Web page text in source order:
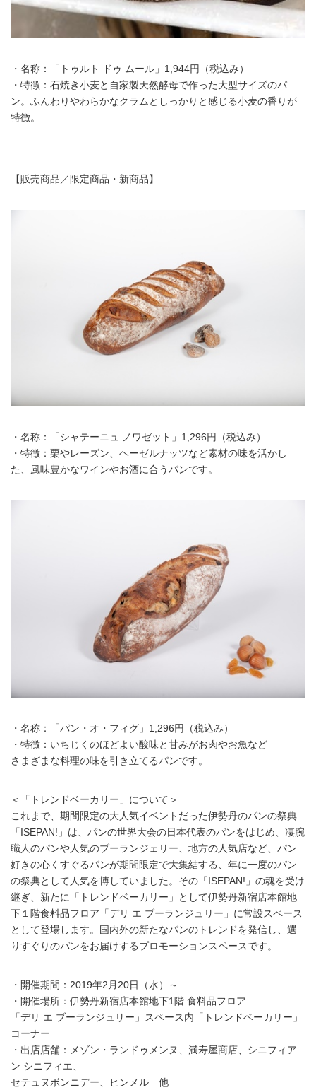
・名称：「トゥルト ドゥ ムール」1,944円（税込み）
・特徴：石焼き小麦と自家製天然酵母で作った大型サイズのパ
ン。ふんわりやわらかなクラムとしっかりと感じる小麦の香りが
特徴。
【販売商品／限定商品・新商品】
・名称：「シャテーニュ ノワゼット」1,296円（税込み）
・特徴：栗やレーズン、ヘーゼルナッツなど素材の味を活かし
た、風味豊かなワインやお酒に合うパンです。
・名称：「パン・オ・フィグ」1,296円（税込み）
・特徴：いちじくのほどよい酸味と甘みがお肉やお魚など
さまざまな料理の味を引き立てるパンです。
＜「トレンドベーカリー」について＞
これまで、期間限定の大人気イベントだった伊勢丹のパンの祭典
「ISEPAN!」は、パンの世界大会の日本代表のパンをはじめ、凄腕
職人のパンや人気のブーランジェリー、地方の人気店など、パン
好きの心くすぐるパンが期間限定で大集結する、年に一度のパン
の祭典として人気を博していました。その「ISEPAN!」の魂を受け
継ぎ、新たに「トレンドベーカリー」として伊勢丹新宿店本館地
下１階食料品フロア「デリ エ ブーランジュリー」に常設スペース
として登場します。国内外の新たなパンのトレンドを発信し、選
りすぐりのパンをお届けするプロモーションスペースです。
・開催期間：2019年2月20日（水）～
・開催場所：伊勢丹新宿店本館地下1階 食料品フロア
「デリ エ ブーランジュリー」スペース内「トレンドベーカリー」
コーナー
・出店店舗：メゾン・ランドゥメンヌ、満寿屋商店、シニフィア
ン シニフィエ、
セテュヌボンニデー、ヒンメル 他